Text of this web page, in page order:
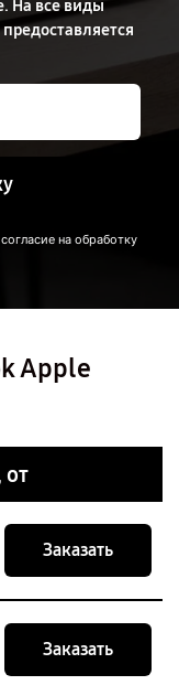
На все виды
на обработку
Apple
Заказать
Заказать